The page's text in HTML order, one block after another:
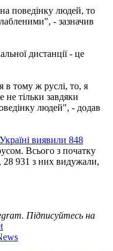
поведінку людей, то
- зазначив
дистанції - це
в тому ж руслі, то, я
не тільки завдяки
людей", - додав
виявили 848
Всього з початку
28 931 з них видужали,
Підписуйтесь на